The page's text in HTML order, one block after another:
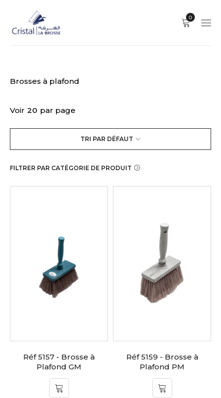
0
Brosses à plafond
FILTRER PAR CATÉGORIE DE PRODUIT
TRI PAR DÉFAUT
Voir 20 par page
Réf 5157 - Brosse à
Plafond GM
Réf 5159 - Brosse à
Plafond PM